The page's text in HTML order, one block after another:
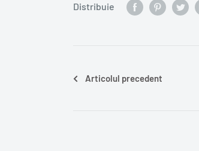
Distribuie
Articolul precedent